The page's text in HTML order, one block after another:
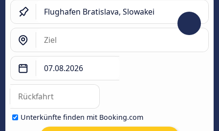
Unterkünfte finden mit Booking.com